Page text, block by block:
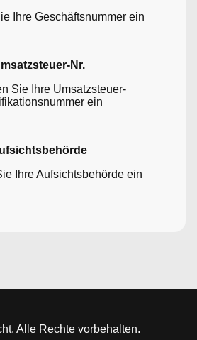
Ihre Geschäftsnummer ein
Nr.
Sie Ihre Umsatzsteuer-
ein
Ihre Aufsichtsbehörde ein
Alle Rechte vorbehalten.